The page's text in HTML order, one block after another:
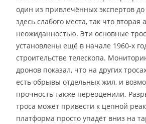
один из привлечённых экспертов
здесь слабого места, так что вторая
неожиданностью. Эти основные
установлены ещё в начале 1960-х
строительстве телескопа.
дронов показал, что на других
есть обрывы отдельных жил, и
прочность также переоценили.
троса может привести к цепной
платформа просто упадёт вниз на